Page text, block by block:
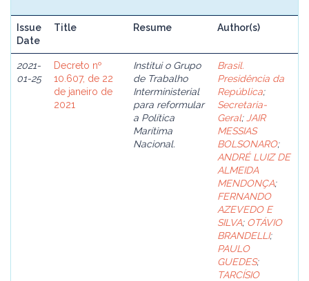
Issue
Date
Title Resume Author(s)
2021-
01-25
Decreto nº
10.607, de 22
de janeiro de
2021
Institui o Grupo
de Trabalho
Interministerial
para reformular
a Política
Marítima
Nacional.
Brasil.
Presidência da
República;
Secretaria-
Geral; JAIR
MESSIAS
BOLSONARO;
ANDRÉ LUIZ DE
ALMEIDA
MENDONÇA;
FERNANDO
AZEVEDO E
SILVA; OTÁVIO
BRANDELLI;
PAULO
GUEDES;
TARCÍSIO